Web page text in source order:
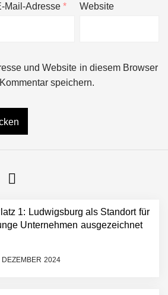
Mail-Adresse* Website
und Website in diesem Browser
speichern.
1: Ludwigsburg als Standort für
Unternehmen ausgezeichnet
DEZEMBER 2024